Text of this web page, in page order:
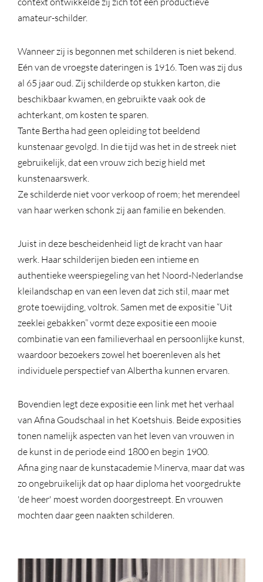
amateur-schilder.
Wanneer zij is begonnen met schilderen is niet bekend.
Eén van de vroegste dateringen is 1916. Toen was zij dus
al 65 jaar oud. Zij schilderde op stukken karton, die
beschikbaar kwamen, en gebruikte vaak ook de
achterkant, om kosten te sparen.
Tante Bertha had geen opleiding tot beeldend
kunstenaar gevolgd. In die tijd was het in de streek niet
gebruikelijk, dat een vrouw zich bezig hield met
kunstenaarswerk.
Ze schilderde niet voor verkoop of roem; het merendeel
van haar werken schonk zij aan familie en bekenden.
Juist in deze bescheidenheid ligt de kracht van haar
werk. Haar schilderijen bieden een intieme en
authentieke weerspiegeling van het Noord-Nederlandse
kleilandschap en van een leven dat zich stil, maar met
grote toewijding, voltrok. Samen met de expositie “Uit
zeeklei gebakken” vormt deze expositie een mooie
combinatie van een familieverhaal en persoonlijke kunst,
waardoor bezoekers zowel het boerenleven als het
individuele perspectief van Albertha kunnen ervaren.
Bovendien legt deze expositie een link met het verhaal
van Afina Goudschaal in het Koetshuis. Beide exposities
tonen namelijk aspecten van het leven van vrouwen in
de kunst in de periode eind 1800 en begin 1900.
Afina ging naar de kunstacademie Minerva, maar dat was
zo ongebruikelijk dat op haar diploma het voorgedrukte
'de heer' moest worden doorgestreept. En vrouwen
mochten daar geen naakten schilderen.